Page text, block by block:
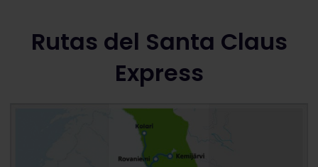
Rutas del Santa Claus
Express